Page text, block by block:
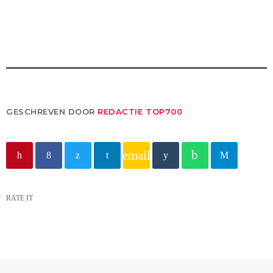
GESCHREVEN DOOR REDACTIE TOP700
email
RATE IT